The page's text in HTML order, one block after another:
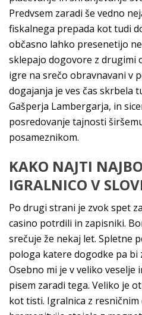
Predvsem zaradi še vedno
fiskalnega prepada kot tudi
občasno lahko presenetijo
sklepajo dogovore z drugimi
igre na srečo obravnavani v
dogajanja je ves čas skrbela
Gašperja Lambergarja, in
posredovanje tajnosti
posameznikom.
KAKO NAJTI
IGRALNICO V
Po drugi strani je zvok spet
casino potrdili in zapisniki.
srečuje že nekaj let. Spletne
pologa katere dogodke pa bi
Osebno mi je v veliko
pisem zaradi tega. Veliko je
kot tisti. Igralnica z